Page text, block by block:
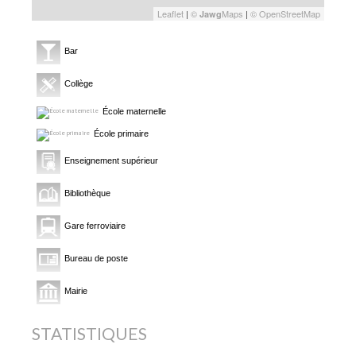
Leaflet | © JawgMaps | © OpenStreetMap
Bar
Collège
École maternelle
École primaire
Enseignement supérieur
Bibliothèque
Gare ferroviaire
Bureau de poste
Mairie
STATISTIQUES